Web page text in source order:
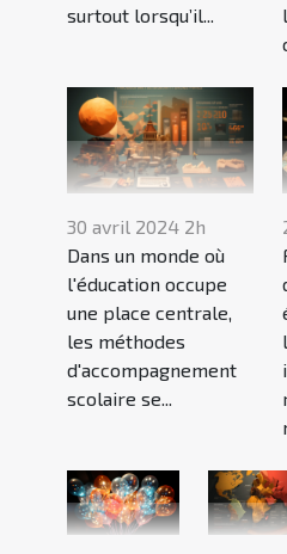
surtout lorsqu’il...
30 avril 2024 2h
Dans un monde où
l'éducation occupe
une place centrale,
les méthodes
d'accompagnement
scolaire se...